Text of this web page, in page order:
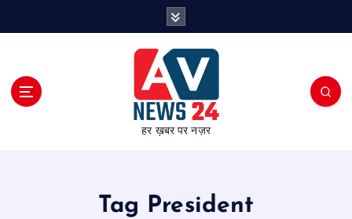
हर ख़बर पर नज़र
Tag President